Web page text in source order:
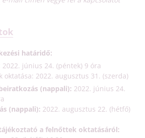
határidő:
június 24. (péntek) 9 óra
oktatása: 2022. augusztus 31. (szerda)
(nappali): 2022. június 24.
(nappali): 2022. augusztus 22. (hétfő)
a felnőttek oktatásáról: